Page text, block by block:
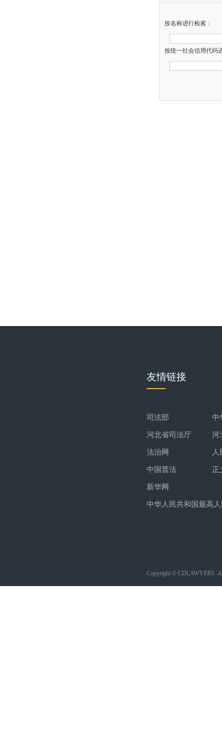
按名称进行检索：
按统一社会信用代码
友情链接
司法部 中
河北省司法厅 河
法治网 人
中国普法 正
新华网
中华人民共和国最高
Copyright © CDLAWYERS